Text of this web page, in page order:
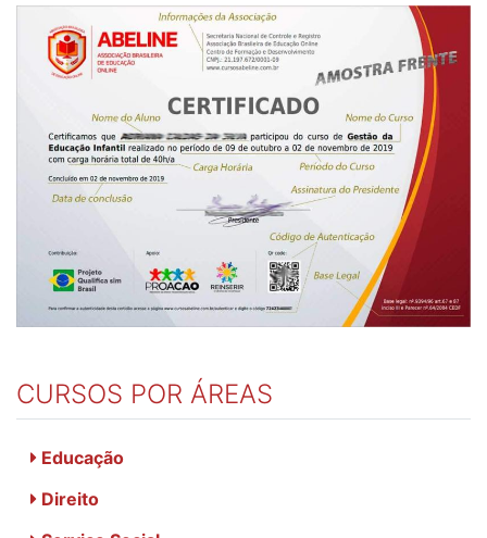
CURSOS POR ÁREAS
Educação
Direito